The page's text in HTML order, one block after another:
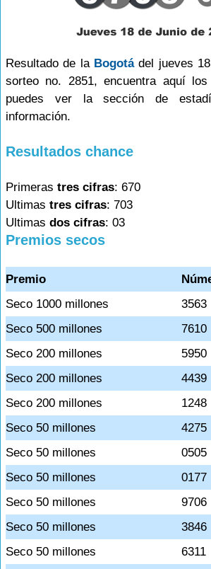
Resultado de la Bogotádel jueves
sorteo no. 2851, encuentra aquí
puedes ver la sección de
información.
Resultados chance
Primeras tres cifras: 670
Ultimas tres cifras: 703
Ultimas dos cifras: 03
Premios secos
Premio
Seco 1000 millones
3563
Seco 500 millones
7610
Seco 200 millones
5950
Seco 200 millones
4439
Seco 200 millones
1248
Seco 50 millones
4275
Seco 50 millones
0505
Seco 50 millones
0177
Seco 50 millones
9706
Seco 50 millones
3846
Seco 50 millones
6311